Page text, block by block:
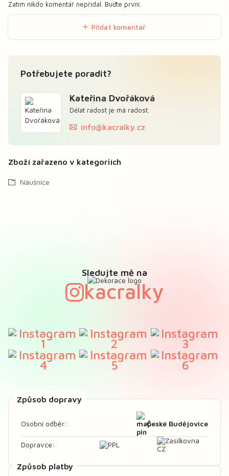
Zatím nikdo komentář nepřidal. Buďte první.
Přidat komentář
Potřebujete poradit?
Kateřina Dvořáková
Dělat radost je má radost.
info@kacralky.cz
Zboží zařazeno v kategoriích
Náušnice
Sledujte mě na
kacralky
Způsob dopravy
Osobní odběr: České Budějovice
Dopravce:
Způsob platby